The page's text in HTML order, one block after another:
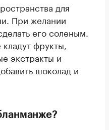
для
При желании
его соленым.
фрукты,
экстракты и
шоколад и